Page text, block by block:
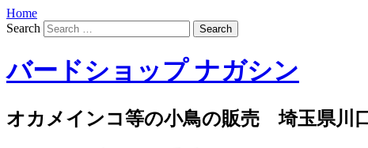
Home
Search
バードショップ ナガシン
オカメインコ等の小鳥の販売 埼玉県川